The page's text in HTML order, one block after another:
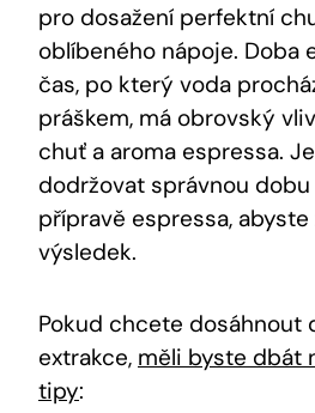
pro dosažení perfektní
oblíbeného nápoje. Doba
čas, po který voda
práškem, má obrovský
chuť a aroma espressa.
dodržovat správnou
přípravě espressa,
výsledek.
Pokud chcete dosáhnout
extrakce, měli byste dbát
tipy: